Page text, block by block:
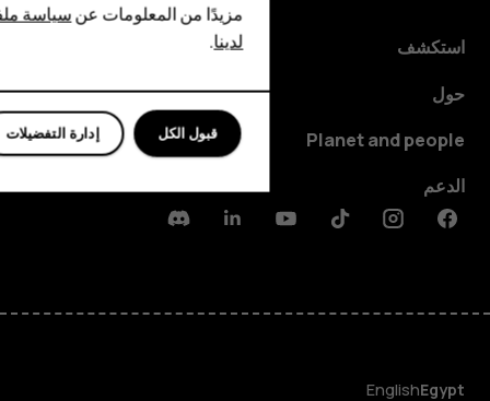
للأعمال
الأجهزة اللوحية
استكشف
حول
Planet and people
الدعم
Facebook
Instagram
Tiktok
Youtube
Linkedin
Discord
Egypt
English
مزيدًا من المعلومات عنسياسة
لدينا.
إدارة التفضيلات قبول الكل